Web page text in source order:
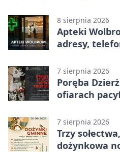
8 sierpnia 2026
Apteki
adresy,
7 sierpnia 2026
Poręba
ofiarach
7 sierpnia 2026
Trzy
dożynkowa